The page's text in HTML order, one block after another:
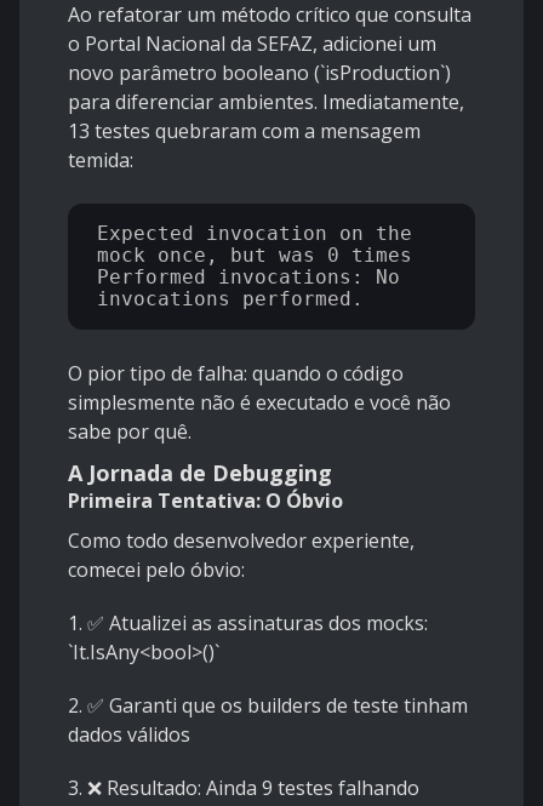
Ao refatorar um método crítico que consulta
o Portal Nacional da SEFAZ, adicionei um
novo parâmetro booleano (`isProduction`)
para diferenciar ambientes. Imediatamente,
13 testes quebraram com a mensagem
temida:
Expected invocation on the
mock once, but was 0 times
Performed invocations: No
O pior tipo de falha: quando o código
simplesmente não é executado e você não
sabe por quê.
A Jornada de Debugging
Primeira Tentativa: O Óbvio
Como todo desenvolvedor experiente,
comecei pelo óbvio:
1. ✅ Atualizei as assinaturas dos mocks:
`It.IsAny<bool>()`
2. ✅ Garanti que os builders de teste tinham
dados válidos
3. ❌ Resultado: Ainda 9 testes falhando